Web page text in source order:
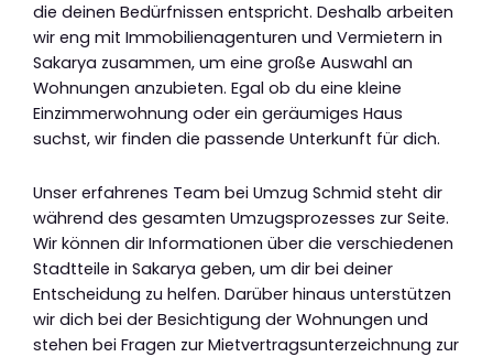
die deinen Bedürfnissen entspricht. Deshalb arbeiten
wir eng mit Immobilienagenturen und Vermietern in
Sakarya zusammen, um eine große Auswahl an
Wohnungen anzubieten. Egal ob du eine kleine
Einzimmerwohnung oder ein geräumiges Haus
suchst, wir finden die passende Unterkunft für dich.
Unser erfahrenes Team bei Umzug Schmid steht dir
während des gesamten Umzugsprozesses zur Seite.
Wir können dir Informationen über die verschiedenen
Stadtteile in Sakarya geben, um dir bei deiner
Entscheidung zu helfen. Darüber hinaus unterstützen
wir dich bei der Besichtigung der Wohnungen und
stehen bei Fragen zur Mietvertragsunterzeichnung zur